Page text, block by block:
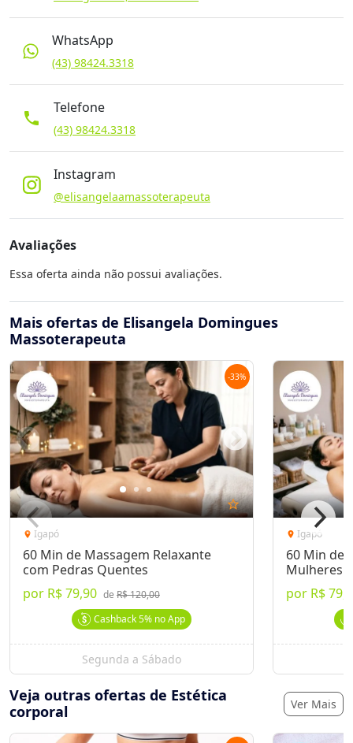
WhatsApp
(43) 98424.3318
phone
Telefone
(43) 98424.3318
Instagram
@elisangelaamassoterapeuta
Avaliações
Essa oferta ainda não possui avaliações.
Mais ofertas de Elisangela Domingues
Massoterapeuta
-33%
star_outline
location_on Igapó
60 Min de Massagem Relaxante
com Pedras Quentes
por R$ 79,90 deR$ 120,00
Cashback5%no App
Segunda a Sábado
location_on Igapó
60 Min de
Mulheres
por R$
Veja outras ofertas de Estética
corporal
Ver Mais